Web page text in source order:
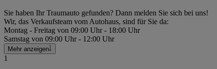
Sie haben Ihr Traumauto gefunden? Dann melden Sie sich bei uns!
Wir, das Verkaufsteam vom Autohaus, sind für Sie da:
Montag - Freitag von 09:00 Uhr - 18:00 Uhr
Samstag von 09:00 Uhr - 12:00 Uhr
Mehr anzeigen
1